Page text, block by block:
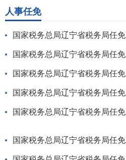
人事任免